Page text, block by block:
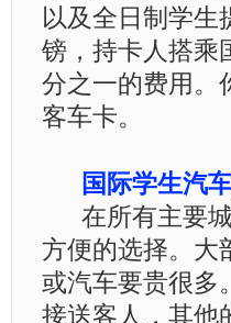
以及全日制学生
镑，持卡人搭乘
分之一的费用。
客车卡。
国际学生汽
在所有主要城
方便的选择。大
或汽车要贵很多
接送客人，其他